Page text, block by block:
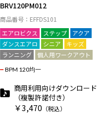
BRV120PM012
商品番号：EFFDS101
エアロビクス
ステップ
アクア
ダンスエアロ
シニア
キッズ
ランニング
個人用ワークアウト
BPM 120均一
商用利用向けダウンロード
（複製許諾付き）
￥3,470 （税込）